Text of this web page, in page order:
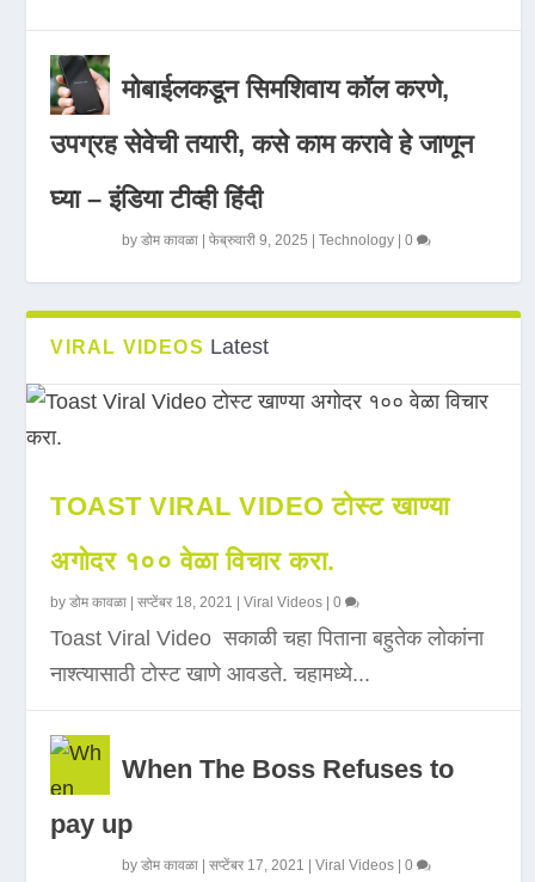
मोबाईलकडून सिमशिवाय कॉल करणे,
उपग्रह सेवेची तयारी, कसे काम करावे हे जाणून
घ्या – इंडिया टीव्ही हिंदी
byडोम कावळा |फेब्रुवारी 9, 2025 |Technology |0
VIRAL VIDEOS Latest
TOAST VIRAL VIDEO टोस्ट खाण्या
अगोदर १०० वेळा विचार करा.
byडोम कावळा |सप्टेंबर 18, 2021 |Viral Videos |0
Toast Viral Video सकाळी चहा पिताना बहुतेक लोकांना
नाश्त्यासाठी टोस्ट खाणे आवडते. चहामध्ये...
When The Boss Refuses to
pay up
byडोम कावळा |सप्टेंबर 17, 2021 |Viral Videos |0